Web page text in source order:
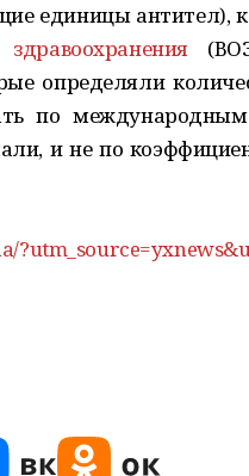
единицы антител),
определяли
по
и не по